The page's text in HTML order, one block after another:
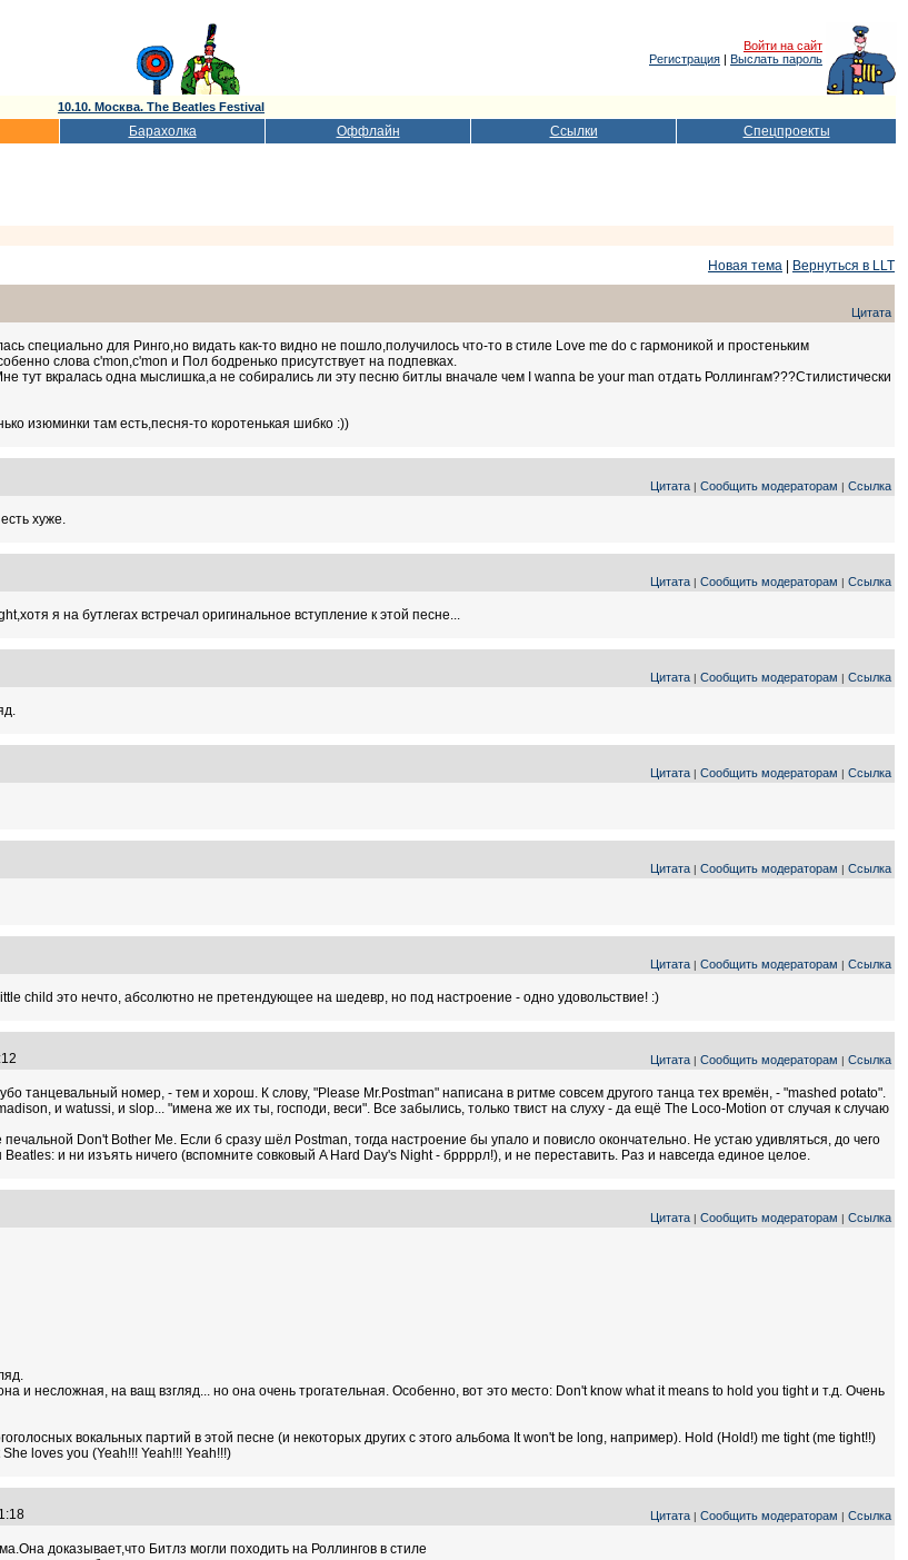
Войти на сайт
Регистрация | Выслать пароль
10.10. Москва. The Beatles Festival
Барахолка Оффлайн Ссылки Спецпроекты
Новая тема
Вернуться в LLT
Цитата
специально для Ринго,но видать как-то видно не пошло,получилось что-то в стиле Love me do с гармоникой и простеньким
слова c'mon,c'mon и Пол бодренько присутствует на подпевках.
тут вкралась одна мыслишка,а не собирались ли эту песню битлы вначале чем I wanna be your man отдать Роллингам???Стилистически
изюминки там есть,песня-то коротенькая шибко :))
Цитата | Сообщить модераторам | Ссылка
хуже.
Цитата | Сообщить модераторам | Ссылка
я на бутлегах встречал оригинальное вступление к этой песне...
Цитата | Сообщить модераторам | Ссылка
Цитата | Сообщить модераторам | Ссылка
Цитата | Сообщить модераторам | Ссылка
Цитата | Сообщить модераторам | Ссылка
child это нечто, абсолютно не претендующее на шедевр, но под настроение - одно удовольствие! :)
Цитата | Сообщить модераторам | Ссылка
танцевальный номер, - тем и хорош. К слову, "Please Mr.Postman" написана в ритме совсем другого танца тех времён, - "mashed potato".
и watussi, и slop... "имена же их ты, господи, веси". Все забылись, только твист на слуху - да ещё The Loco-Motion от случая к случаю
Don't Bother Me. Если б сразу шёл Postman, тогда настроение бы упало и повисло окончательно. Не устаю удивляться, до чего
и ни изъять ничего (вспомните совковый A Hard Day's Night - бррррл!), и не переставить. Раз и навсегда единое целое.
Цитата | Сообщить модераторам | Ссылка
и несложная, на ващ взгляд... но она очень трогательная. Особенно, вот это место: Don't know what it means to hold you tight и т.д. Очень
вокальных партий в этой песне (и некоторых других с этого альбома It won't be long, например). Hold (Hold!) me tight (me tight!!)
loves you (Yeah!!! Yeah!!! Yeah!!!)
Цитата | Сообщить модераторам | Ссылка
доказывает,что Битлз могли походить на Роллингов в стиле